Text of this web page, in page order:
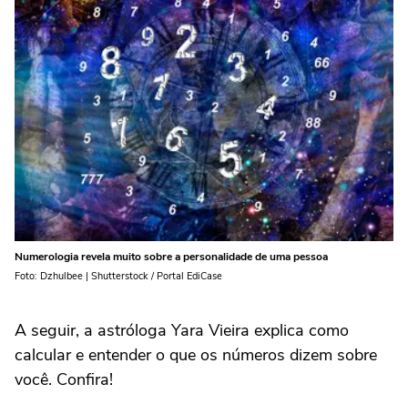
Numerologia revela muito sobre a personalidade de uma pessoa
Foto: Dzhulbee | Shutterstock / Portal EdiCase
A seguir, a astróloga Yara Vieira explica como
calcular e entender o que os números dizem sobre
você. Confira!